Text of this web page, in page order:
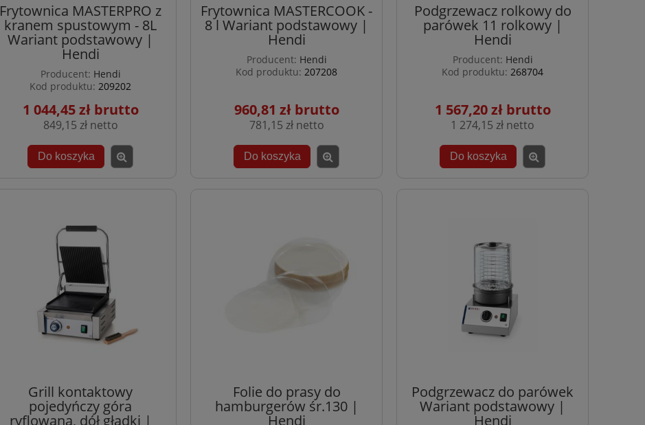
Frytownica MASTERPRO z
kranem spustowym - 8L
Wariant podstawowy |
Hendi
Producent: Hendi
Kod produktu: 209202
1 044,45 zł
849,15 zł
Do koszyka
Frytownica MASTERCOOK -
8 l Wariant podstawowy |
Hendi
Producent: Hendi
Kod produktu: 207208
960,81 zł
781,15 zł
Do koszyka
Podgrzewacz rolkowy do
parówek 11 rolkowy |
Hendi
Producent: Hendi
Kod produktu: 268704
1 567,20 zł
1 274,15 zł
Do koszyka
Grill kontaktowy
pojedyńczy góra
ryflowana, dół gładki |
Folie do prasy do
hamburgerów śr.130 |
Hendi
Podgrzewacz do parówek
Wariant podstawowy |
Hendi